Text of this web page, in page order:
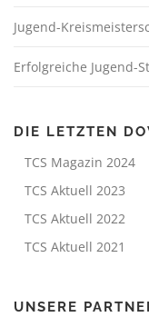
Jugend-
Erfolgreiche Jugend-
DIE LETZTEN
TCS Magazin 2024
TCS Aktuell 2023
TCS Aktuell 2022
TCS Aktuell 2021
UNSERE